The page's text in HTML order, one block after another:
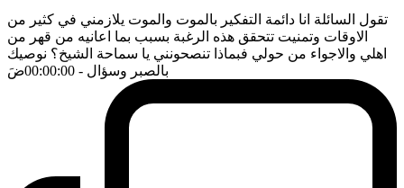
تقول السائلة انا دائمة التفكير بالموت والموت يلازمني في كثير من
الاوقات وتمنيت تتحقق هذه الرغبة بسبب بما اعانيه من قهر من
اهلي والاجواء من حولي فبماذا تنصحونني يا سماحة الشيخ؟ نوصيك
بالصبر وسؤال - 00:00:00 ضَ